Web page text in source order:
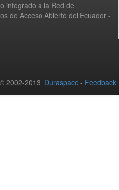
integrado a la Red de
de Acceso Abierto del Ecuador -
2002-2013 Duraspace - Feedback